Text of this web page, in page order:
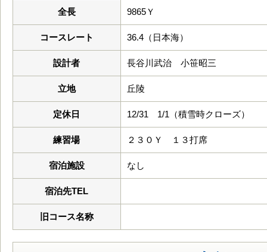
全長 9865Ｙ
コースレート 36.4（日本海）
設計者 長谷川武治 小笹昭三
立地 丘陵
定休日 12/31 1/1（積雪時クローズ）
練習場 ２３０Ｙ １３打席
宿泊施設 なし
宿泊先TEL
旧コース名称